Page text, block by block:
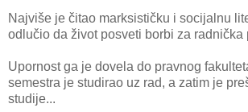
Najviše je čitao marksističku i socijalnu
odlučio da život posveti borbi za radnička
Upornost ga je dovela do pravnog
semestra je studirao uz rad, a zatim je
studije...